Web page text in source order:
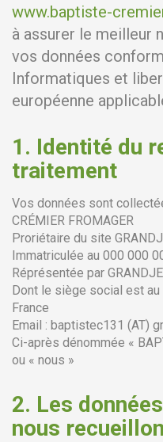
www.baptiste-
à assurer le meilleur
vos données
Informatiques et
européenne
1. Identité du
traitement
Vos données sont
CRÉMIER FROMAGER
Proriétaire du site
Immatriculée au 000 000
Réprésentée par
Dont le siège social est au
France
Email : baptistec131 (AT)
Ci-après dénommée «
ou « nous »
2. Les
nous